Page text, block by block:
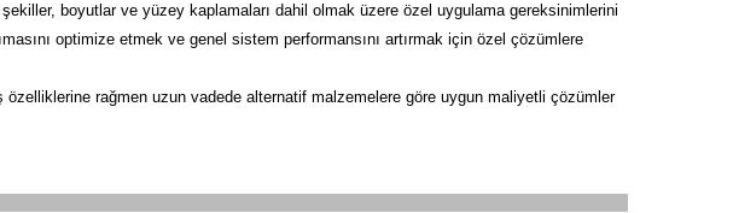
boyutlar ve yüzey kaplamaları dahil olmak üzere özel uygulama gereksinimlerini
optimize etmek ve genel sistem performansını artırmak için özel çözümlere
rağmen uzun vadede alternatif malzemelere göre uygun maliyetli çözümler